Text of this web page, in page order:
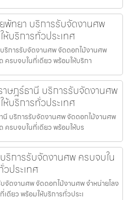
พัทยา บริการรับจัดงานศพ
บริการทั่วประเทศ
ริการรับจัดงานศพ จัดดอกไม้งานศพ
ครบจบในที่เดียว พร้อมให้บริกา
าษฎร์ธานี บริการรับจัดงานศพ
บริการทั่วประเทศ
นี บริการรับจัดงานศพ จัดดอกไม้งานศพ
ครบจบในที่เดียว พร้อมให้บร
ริการรับจัดงานศพ ครบจบใน
ประเทศ
จัดงานศพ จัดดอกไม้งานศพ จำหน่ายโลง
ดียว พร้อมให้บริการทั่วประเ